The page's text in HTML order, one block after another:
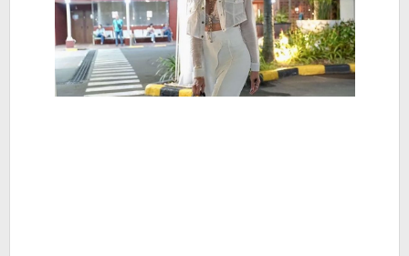
Nikita
Mirzani
-
Berita